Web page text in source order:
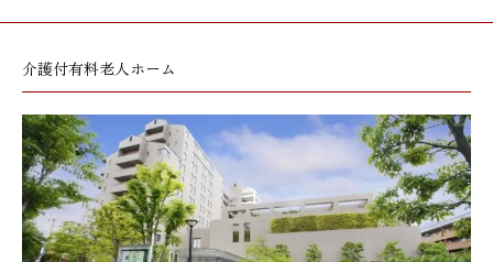
介護付有料老人ホーム